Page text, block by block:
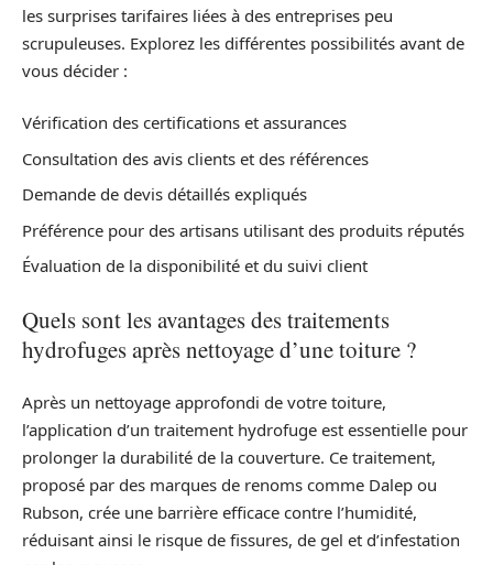
les surprises tarifaires liées à des entreprises peu
scrupuleuses. Explorez les différentes possibilités avant de
vous décider :
Vérification des certifications et assurances
Consultation des avis clients et des références
Demande de devis détaillés expliqués
Préférence pour des artisans utilisant des produits réputés
Évaluation de la disponibilité et du suivi client
Quels sont les avantages des traitements
hydrofuges après nettoyage d’une toiture ?
Après un nettoyage approfondi de votre toiture,
l’application d’un traitement hydrofuge est essentielle pour
prolonger la durabilité de la couverture. Ce traitement,
proposé par des marques de renoms comme Dalep ou
Rubson, crée une barrière efficace contre l’humidité,
réduisant ainsi le risque de fissures, de gel et d’infestation